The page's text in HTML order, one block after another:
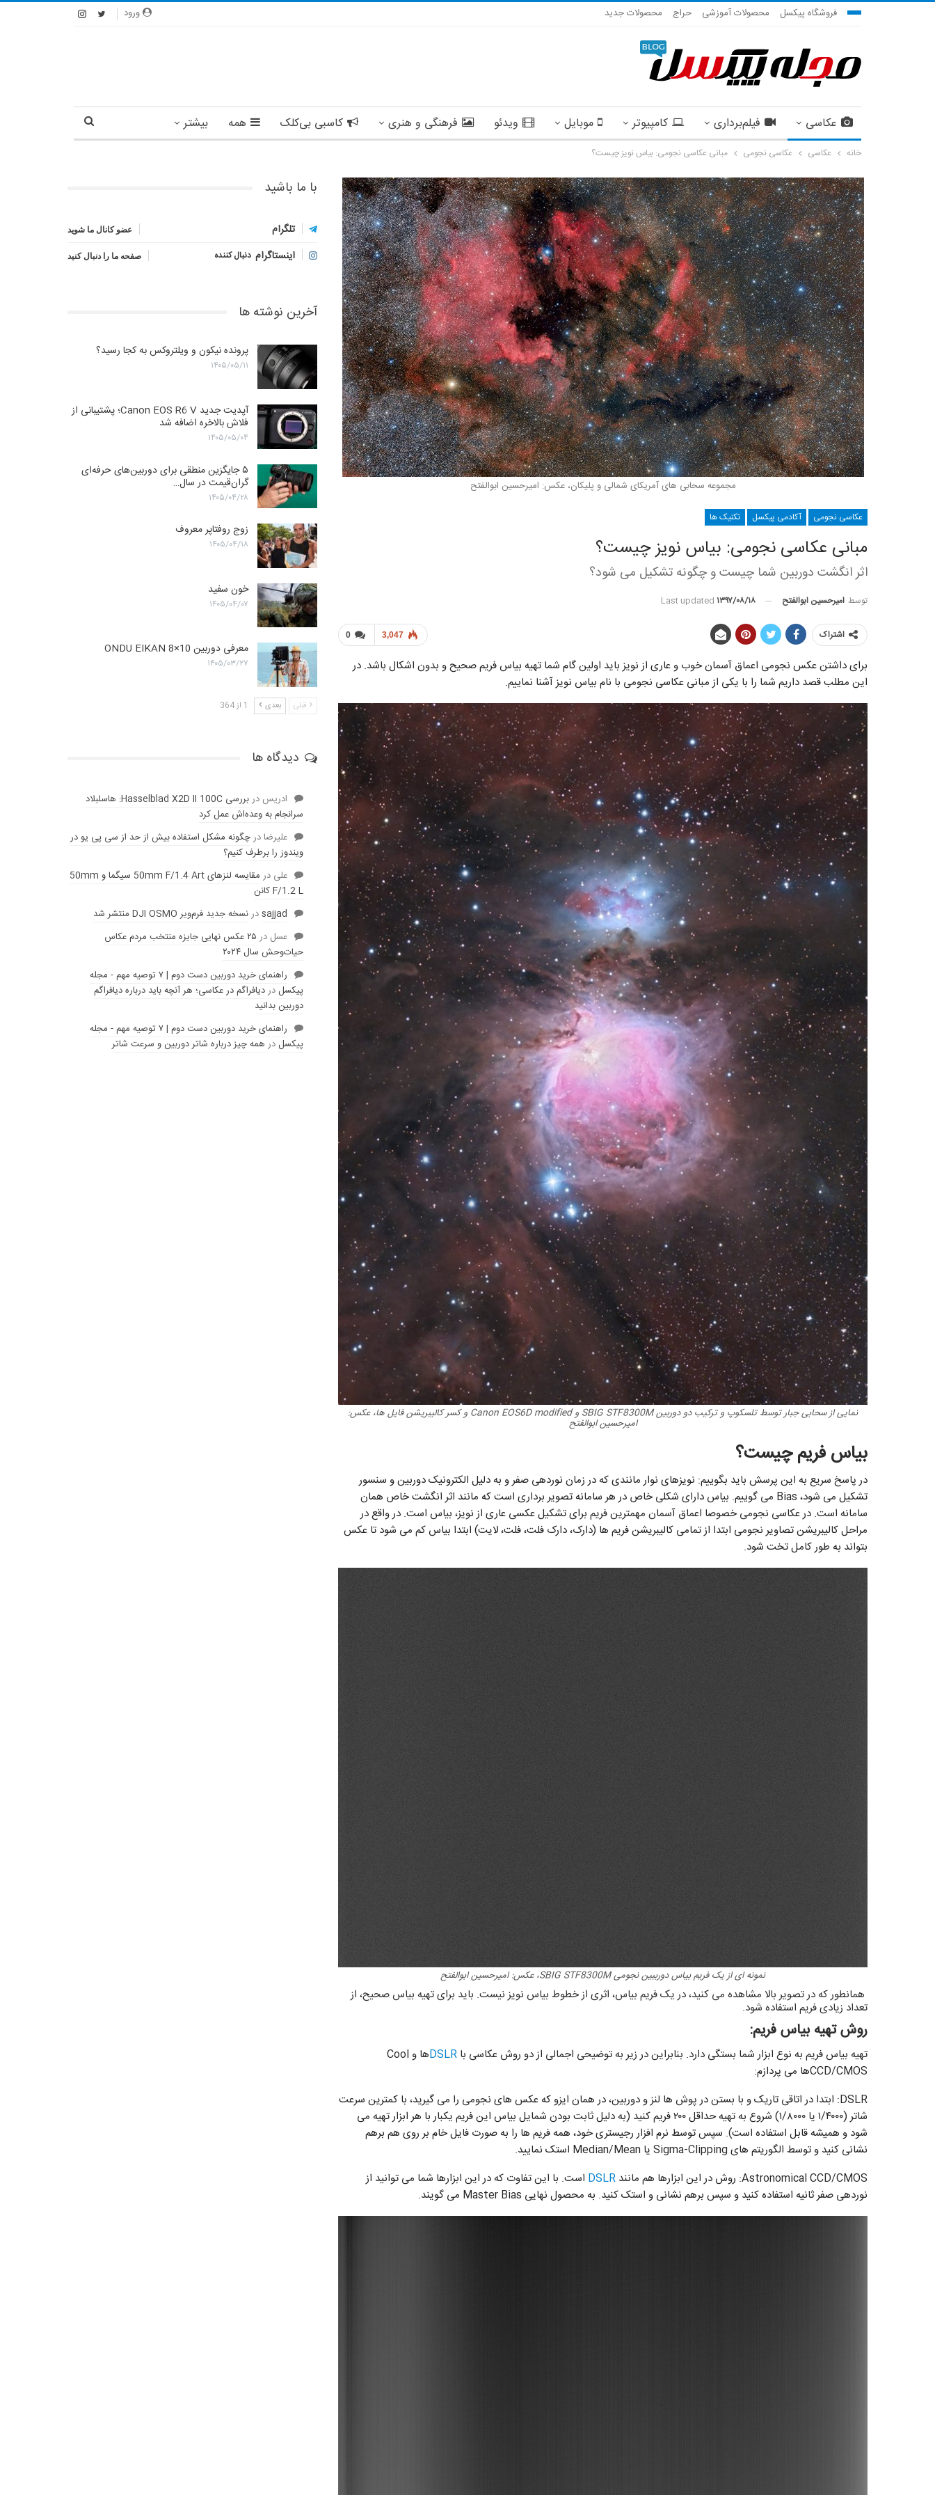
ورود فروشگاه پیکسل محصولات آموزشی حراج محصولات جدید
عکاسی فیلم‌برداری کامپیوتر موبایل ویدئو فرهنگی و هنری کاسبی بی‌کلک همه بیشتر
خانه عکاسی عکاسی نجومی مبانی عکاسی نجومی: بیاس نویز چیست؟
مجموعه سحابی های آمریکای شمالی و پلیکان، عکس: امیرحسین ابوالفتح
عکاسی نجومی آکادمی پیکسل تکنیک ها
مبانی عکاسی نجومی: بیاس نویز چیست؟
اثر انگشت دوربین شما چیست و چگونه تشکیل می شود؟
توسط امیرحسین ابوالفتح Last updated ۱۳۹۷/۰۸/۱۸
0 3,047 اشتراک
برای داشتن عکس نجومی اعماق آسمان خوب و عاری از نویز باید اولین گام شما تهیه بیاس فریم صحیح و بدون اشکال باشد. در
این مطلب قصد داریم شما را با یکی از مبانی عکاسی نجومی با نام بیاس نویز آشنا نماییم.
نمایی از سحابی جبار توسط تلسکوپ و ترکیب دو دوربین SBIG STF8300M و Canon EOS6D modified و کسر کالیبریشن فایل ها، عکس:
امیرحسین ابوالفتح
بیاس فریم چیست؟
در پاسخ سریع به این پرسش باید بگوییم: نویزهای نوار مانندی که در زمان نوردهی صفر و به دلیل الکترونیک دوربین و سنسور
تشکیل می شود، Bias می گوییم. بیاس دارای شکلی خاص در هر سامانه تصویر برداری است که مانند اثر انگشت خاص همان
سامانه است. در عکاسی نجومی خصوصا اعماق آسمان مهمترین فریم برای تشکیل عکسی عاری از نویز، بیاس است. در واقع در
مراحل کالیبریشن تصاویر نجومی ابتدا از تمامی کالیبریشن فریم ها (دارک، دارک فلت، فلت، لایت) ابتدا بیاس کم می شود تا عکس
بتواند به طور کامل تخت شود.
نمونه ای از یک فریم بیاس دورببین نجومی SBIG STF8300M، عکس: امیرحسین ابوالفتح
همانطور که در تصویر بالا مشاهده می کنید، در یک فریم بیاس، اثری از خطوط بیاس نویز نیست. باید برای تهیه بیاس صحیح، از
تعداد زیادی فریم استفاده شود.
روش تهیه بیاس فریم:
تهیه بیاس فریم به نوع ابزار شما بستگی دارد. بنابراین در زیر به توضیحی اجمالی از دو روش عکاسی با DSLR
ها و Cool
CCD/CMOSها می پردازم:
DSLR: ابتدا در اتاقی تاریک و با بستن در پوش ها لنز و دوربین، در همان ایزو که عکس های نجومی را می گیرید، با کمترین سرعت
شاتر (۱/۴۰۰۰ یا ۱/۸۰۰۰) شروع به تهیه حداقل ۲۰۰ فریم کنید (به دلیل ثابت بودن شمایل بیاس این فریم یکبار با هر ابزار تهیه می
شود و همیشه قابل استفاده است). سپس توسط نرم افزار رجیستری خود، همه فریم ها را به صورت فایل خام بر روی هم برهم
نشانی کنید و توسط الگوریتم های Sigma-Clipping یا Median/Mean استک نمایید.
Astronomical CCD/CMOS: روش در این ابزارها هم مانند
DSLR است. با این تفاوت که در این ابزارها شما می توانید از
نوردهی صفر ثانیه استفاده کنید و سپس برهم نشانی و استک کنید. به محصول نهایی Master Bias می گویند.
با ما باشید
تلگرام عضو کانال ما شوید
اینستاگرام دنبال کننده صفحه ما را دنبال کنید
آخرین نوشته ها
پرونده نیکون و ویلتروکس به کجا رسید؟
۱۴۰۵/۰۵/۱۱
آپدیت جدید Canon EOS R6 V؛ پشتیبانی از
فلاش بالاخره اضافه شد
۱۴۰۵/۰۵/۰۴
۵ جایگزین منطقی برای دوربین‌های حرفه‌ای
گران‌قیمت در سال…
۱۴۰۵/۰۴/۲۸
زوج روفتاپر معروف
۱۴۰۵/۰۴/۱۸
خون سفید
۱۴۰۵/۰۴/۰۷
معرفی دوربین ONDU EIKAN 8×10
۱۴۰۵/۰۳/۲۷
قبلی بعدی 1 از 364
دیدگاه ها
ادریس در
بررسی Hasselblad X2D II 100C: هاسلبلاد
سرانجام به وعده‌‌اش عمل کرد
عليرضادرچگونه مشکل استفاده بیش از حد از سی پی یو در
ویندوز را برطرف کنیم؟
علی در
مقایسه لنز‌های 50mm F/1.4 Art سیگما و 50mm
F/1.2 L کانن
sajjadدرنسخه جدید فرم‌ویر DJI OSMO منتشر شد
عسل در
۲۵ عکس نهایی جایزه منتخب مردم عکاس
حیات‌وحش سال ۲۰۲۴
راهنمای خرید دوربین دست دوم | ۷ توصیه مهم - مجله
پیکسلدردیافراگم در عکاسی؛ هر آنچه باید درباره دیافراگم
دوربین بدانید
راهنمای خرید دوربین دست دوم | ۷ توصیه مهم - مجله
پیکسلدر همه چیز درباره شاتر دوربین و سرعت شاتر